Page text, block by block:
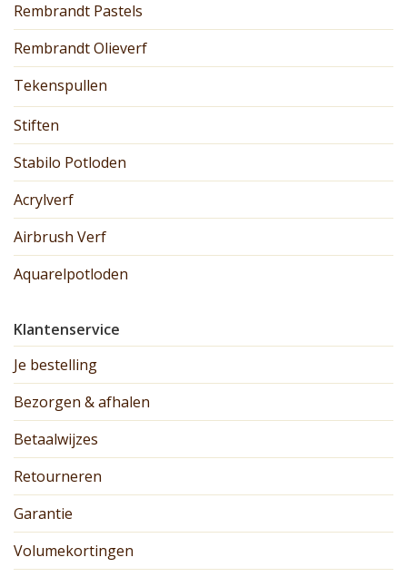
Rembrandt Pastels
Rembrandt Olieverf
Tekenspullen
Stiften
Stabilo Potloden
Acrylverf
Airbrush Verf
Aquarelpotloden
Klantenservice
Je bestelling
Bezorgen & afhalen
Betaalwijzes
Retourneren
Garantie
Volumekortingen